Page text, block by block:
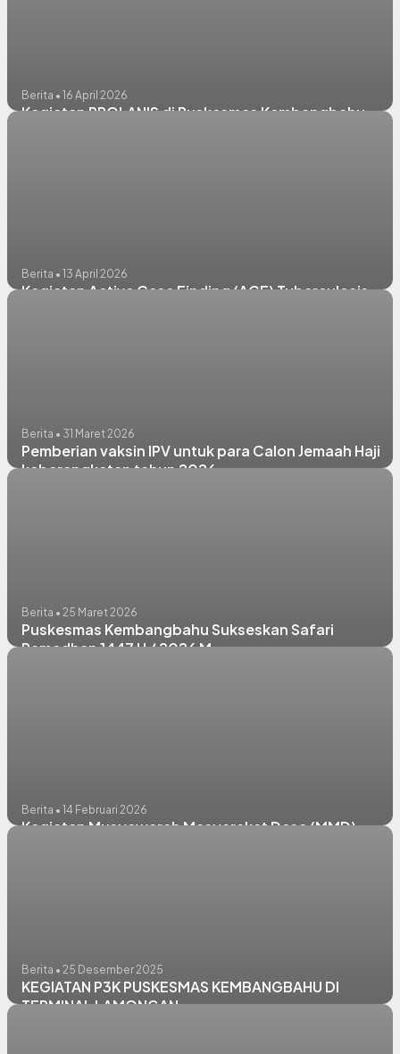
Berita • 16 April 2026
Kegiatan PROLANIS di Puskesmas Kembangbahu
Berita • 13 April 2026
Kegiatan Active Case Finding (ACF) Tuberculosis
Berita • 31 Maret 2026
Pemberian vaksin IPV untuk para Calon Jemaah Haji
keberangkatan tahun 2026
Berita • 25 Maret 2026
Puskesmas Kembangbahu Sukseskan Safari
Ramadhan 1447 H / 2026 M
Berita • 14 Februari 2026
Kegiatan Musyawarah Masyarakat Desa (MMD)
Berita • 25 Desember 2025
KEGIATAN P3K PUSKESMAS KEMBANGBAHU DI
TERMINAL LAMONGAN